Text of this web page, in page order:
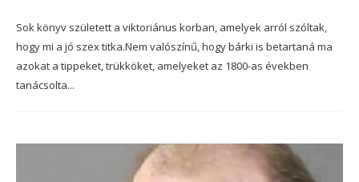
Sok könyv született a viktoriánus korban, amelyek arról szóltak,
hogy mi a jó szex titka.Nem valószínű, hogy bárki is betartaná ma
azokat a tippeket, trükköket, amelyeket az 1800-as években
tanácsolta...